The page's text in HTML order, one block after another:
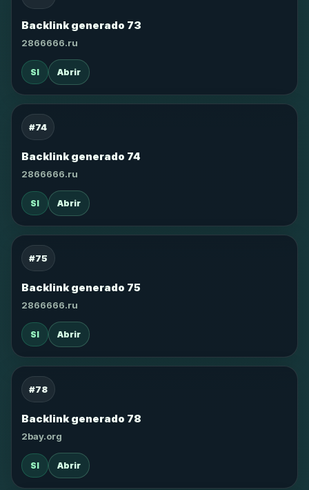
Backlink generado 73
2866666.ru
SI Abrir
#74
Backlink generado 74
2866666.ru
SI Abrir
#75
Backlink generado 75
2866666.ru
SI Abrir
#78
Backlink generado 78
2bay.org
SI Abrir